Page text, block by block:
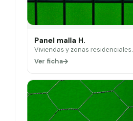
Panel malla H.
Viviendas y zonas residenciales.
Ver ficha